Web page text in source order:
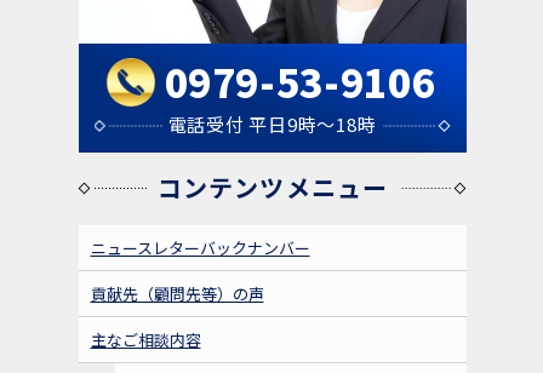
0979-53-9106
電話受付 平日9時～18時
コンテンツメニュー
ニュースレターバックナンバー
貢献先（顧問先等）の声
主なご相談内容